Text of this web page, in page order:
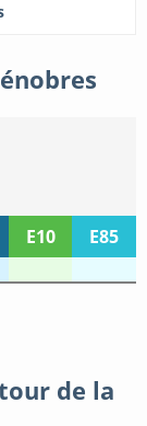
E10
E85
de la